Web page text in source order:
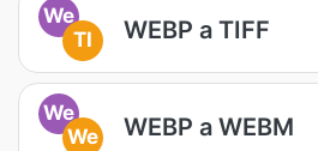
We
TI
WEBP a TIFF
We
We
WEBP a WEBM